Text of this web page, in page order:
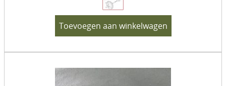
Toevoegen aan winkelwagen